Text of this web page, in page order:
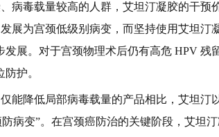
病毒载量较高的人群，艾坦汀凝胶的干预
展为宫颈低级别病变，而坚持使用艾坦汀
展。对于宫颈物理术后仍有高危 HPV 残
护。
能降低局部病毒载量的产品相比，艾坦汀
病变”。在宫颈癌防治的关键阶段，艾坦